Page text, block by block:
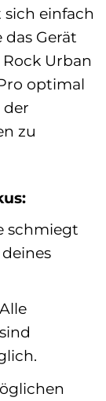
sich einfach
Gerät
Urban
optimal
der
zu
schmiegt
Alle